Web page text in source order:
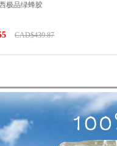
极品绿蜂胶
CAD$439.87